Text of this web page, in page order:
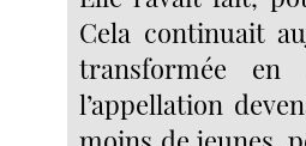
Cela continuait
transformée en
l’appellation